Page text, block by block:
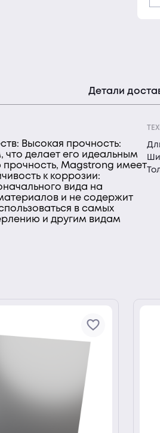
Детали
Высокая прочность:
что делает его идеальным
прочность, Magstrong имеет
к коррозии:
вида на
и не содержит
в самых
и другим видам